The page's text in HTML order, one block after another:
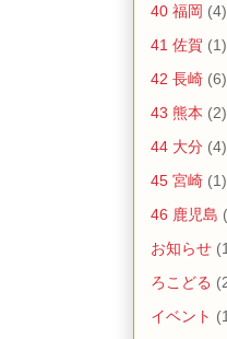
40 福岡 (4)
41 佐賀 (1)
42 長崎 (6)
43 熊本 (2)
44 大分 (4)
45 宮崎 (1)
46 鹿児島
お知らせ
ろこどる
イベント